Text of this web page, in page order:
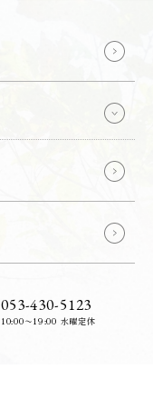
053-430-5123
10:00〜19:00 水曜定休